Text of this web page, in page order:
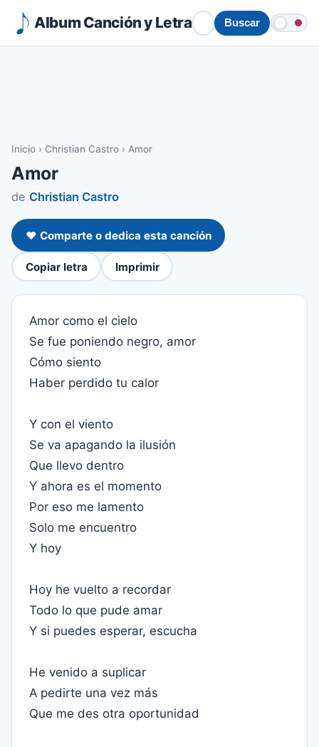
Album Canción y Letra Buscar
Inicio › Christian Castro › Amor
Amor
de Christian Castro
❤️ Comparte o dedica esta canción
Copiar letra Imprimir
Amor como el cielo
Se fue poniendo negro, amor
Cómo siento
Haber perdido tu calor
Y con el viento
Se va apagando la ilusión
Que llevo dentro
Y ahora es el momento
Por eso me lamento
Solo me encuentro
Y hoy
Hoy he vuelto a recordar
Todo lo que pude amar
Y si puedes esperar, escucha
He venido a suplicar
A pedirte una vez más
Que me des otra oportunidad